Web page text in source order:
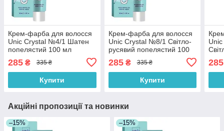
Крем-фарба для волосся
Unic Crystal №4/1 Шатен
попелястий 100 мл
285 ₴ 335 ₴
Купити
Крем-фарба для волосся
Unic Crystal №8/1 Світло-
русявий попелястий 100
285₴ 335 ₴
Купити
285
Акційні пропозиції та новинки
–15% –15%